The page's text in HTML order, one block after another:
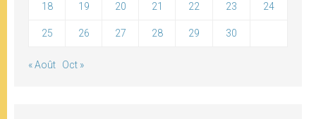
18 19 20 21 22 23 24
25 26 27 28 29 30
« Août Oct »